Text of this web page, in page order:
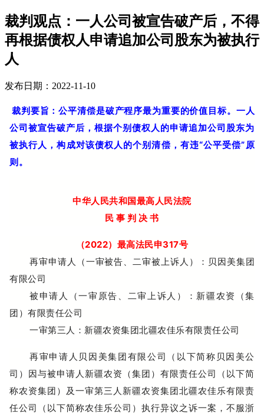
裁判观点：一人公司被宣告破产后，不得
再根据债权人申请追加公司股东为被执行
人
发布日期：2022-11-10
裁判要旨：公平清偿是破产程序最为重要的价值目标。一人
公司被宣告破产后，根据个别债权人的申请追加公司股东为
被执行人，构成对该债权人的个别清偿，有违“公平受偿”原
则。
中华人民共和国最高人民法院
民 事 判 决 书
（2022）最高法民申317号
再审申请人（一审被告、二审被上诉人）：贝因美集团
有限公司
被申请人（一审原告、二审上诉人）：新疆农资（集
团）有限责任公司
一审第三人：新疆农资集团北疆农佳乐有限责任公司
再审申请人贝因美集团有限公司（以下简称贝因美公
司）因与被申请人新疆农资（集团）有限责任公司（以下简
称农资集团）及一审第三人新疆农资集团北疆农佳乐有限责
任公司（以下简称农佳乐公司）执行异议之诉一案，不服浙